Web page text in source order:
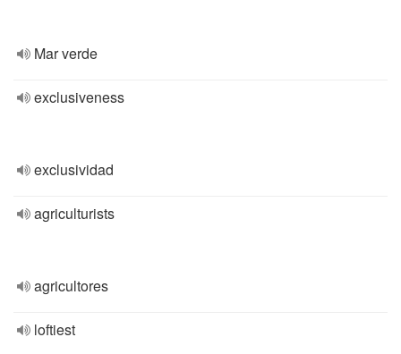
Mar verde
exclusiveness
exclusividad
agriculturists
agricultores
loftiest